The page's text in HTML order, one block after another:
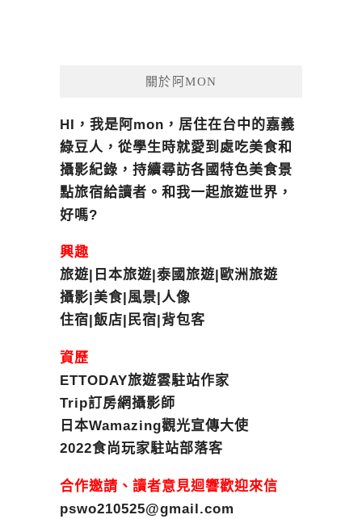
關於阿MON
HI，我是阿mon，居住在台中的嘉義
綠豆人，從學生時就愛到處吃美食和
攝影紀錄，持續尋訪各國特色美食景
點旅宿給讀者。和我一起旅遊世界，
好嗎?
興趣
旅遊|日本旅遊|泰國旅遊|歐洲旅遊
攝影|美食|風景|人像
住宿|飯店|民宿|背包客
資歷
ETTODAY旅遊雲駐站作家
Trip訂房網攝影師
日本Wamazing觀光宣傳大使
2022食尚玩家駐站部落客
合作邀請、讀者意見迴響歡迎來信
pswo210525@gmail.com